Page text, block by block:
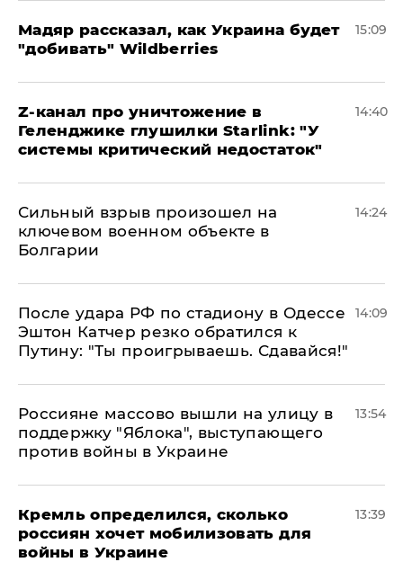
Мадяр рассказал, как Украина будет
"добивать" Wildberries
15:09
Z-канал про уничтожение в
Геленджике глушилки Starlink: "У
системы критический недостаток"
14:40
Сильный взрыв произошел на
ключевом военном объекте в
Болгарии
14:24
После удара РФ по стадиону в Одессе
Эштон Катчер резко обратился к
Путину: "Ты проигрываешь. Сдавайся!"
14:09
Россияне массово вышли на улицу в
поддержку "Яблока", выступающего
против войны в Украине
13:54
Кремль определился, сколько
россиян хочет мобилизовать для
войны в Украине
13:39